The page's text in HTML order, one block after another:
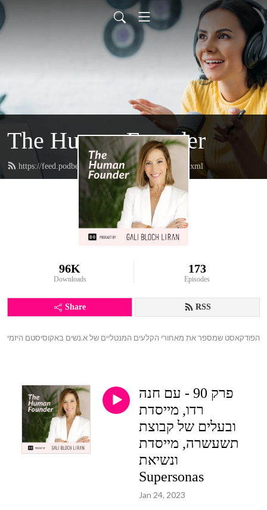
The Human Founder
https://feed.podbean.com/TheHumanFounder/feed.xml
96K
Downloads
173
Episodes
Share RSS
הפודקאסט שמספר את מאחורי הקלעים המנטליים של א.נשים באקוסיסטם היזמי
פרק 90 - עם חנה
רדו, מייסדת
ובעלים של קבוצת
תשעשרה, מייסדת
ונשיאת
Supersonas
Jan 24, 2023